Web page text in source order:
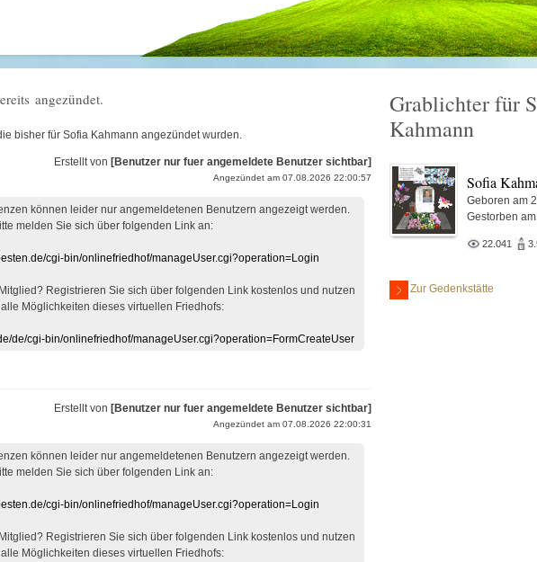
angezündet.
bisher für Sofia Kahmann angezündet wurden.
Erstellt von [Benutzer nur fuer angemeldete Benutzer sichtbar]
Angezündet am 07.08.2026 22:00:57
können leider nur angemeldetenen Benutzern angezeigt werden.
melden Sie sich über folgenden Link an:
cgi-bin/onlinefriedhof/manageUser.cgi?operation=Login
Registrieren Sie sich über folgenden Link kostenlos und nutzen
Möglichkeiten dieses virtuellen Friedhofs:
de/cgi-bin/onlinefriedhof/manageUser.cgi?operation=FormCreateUser
Erstellt von [Benutzer nur fuer angemeldete Benutzer sichtbar]
Angezündet am 07.08.2026 22:00:31
können leider nur angemeldetenen Benutzern angezeigt werden.
melden Sie sich über folgenden Link an:
cgi-bin/onlinefriedhof/manageUser.cgi?operation=Login
Registrieren Sie sich über folgenden Link kostenlos und nutzen
Möglichkeiten dieses virtuellen Friedhofs:
Grablichter für
Kahmann
Sofia
Geboren am
Gestorben
22.041
Zur Gedenkstätte